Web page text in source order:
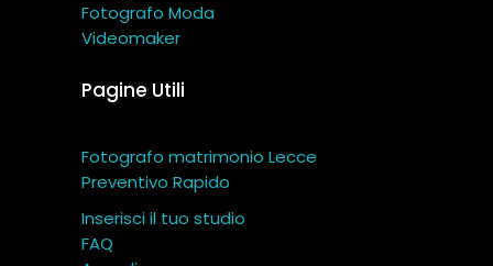
Fotografo Moda
Videomaker
Pagine Utili
Fotografo matrimonio Lecce
Preventivo Rapido
Inserisci il tuo studio
FAQ